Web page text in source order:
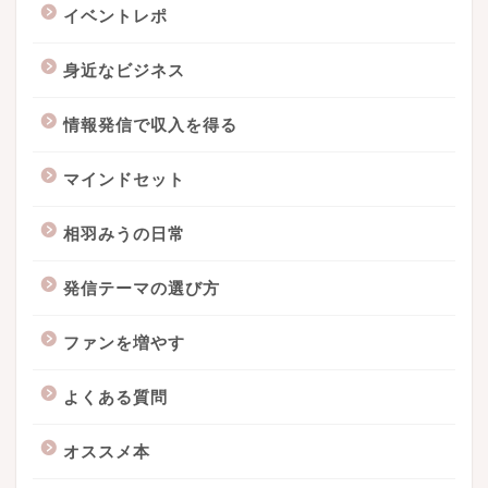
イベントレポ
身近なビジネス
情報発信で収入を得る
マインドセット
相羽みうの日常
発信テーマの選び方
ファンを増やす
よくある質問
オススメ本